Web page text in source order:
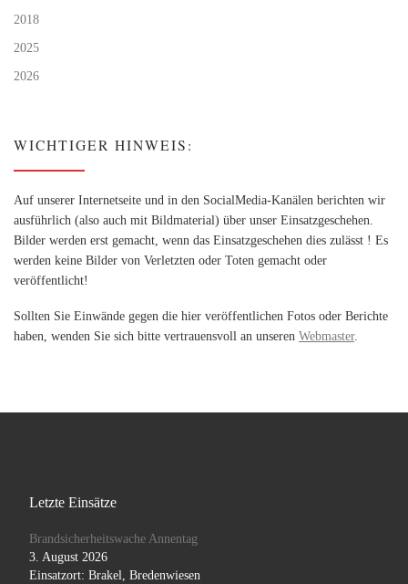
2018
2025
2026
WICHTIGER HINWEIS:
Auf unserer Internetseite und in den SocialMedia-Kanälen berichten wir
ausführlich (also auch mit Bildmaterial) über unser Einsatzgeschehen.
Bilder werden erst gemacht, wenn das Einsatzgeschehen dies zulässt ! Es
werden keine Bilder von Verletzten oder Toten gemacht oder
veröffentlicht!
Sollten Sie Einwände gegen die hier veröffentlichen Fotos oder Berichte
haben, wenden Sie sich bitte vertrauensvoll an unseren Webmaster.
Letzte Einsätze
Brandsicherheitswache Annentag
3. August 2026
Einsatzort: Brakel, Bredenwiesen